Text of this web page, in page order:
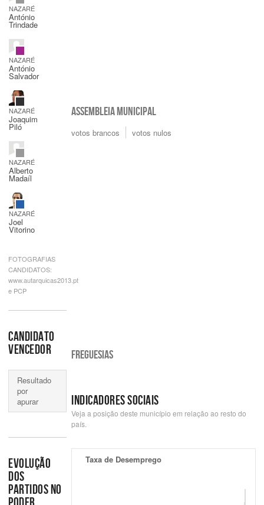
NAZARÉ
António
Trindade
NAZARÉ
António
Salvador
NAZARÉ
Joaquim
Piló
NAZARÉ
Alberto
Madaíl
NAZARÉ
Joel
Vitorino
FOTOGRAFIAS
CANDIDATOS:
www.autarquicas2013.pt
e PCP
CANDIDATO
VENCEDOR
Resultado
por
apurar
EVOLUÇÃO
DOS
PARTIDOS NO
PODER
ASSEMBLEIA MUNICIPAL
votos brancos votos nulos
FREGUESIAS
INDICADORES SOCIAIS
Veja a posição deste município em relação ao resto do
país.
Taxa de Desemprego